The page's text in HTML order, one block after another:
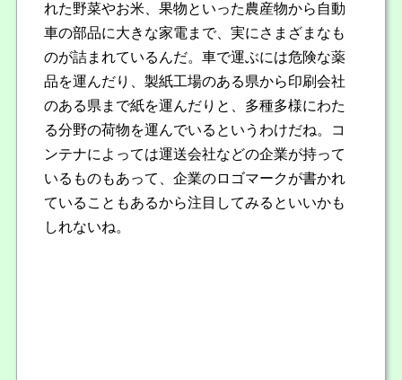
れた野菜やお米、果物といった農産物から自動
車の部品に大きな家電まで、実にさまざまなも
のが詰まれているんだ。車で運ぶには危険な薬
品を運んだり、製紙工場のある県から印刷会社
のある県まで紙を運んだりと、多種多様にわた
る分野の荷物を運んでいるというわけだね。コ
ンテナによっては運送会社などの企業が持って
いるものもあって、企業のロゴマークが書かれ
ていることもあるから注目してみるといいかも
しれないね。